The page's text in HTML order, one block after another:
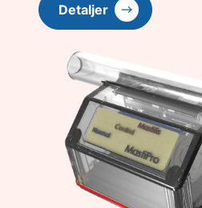
Detaljer